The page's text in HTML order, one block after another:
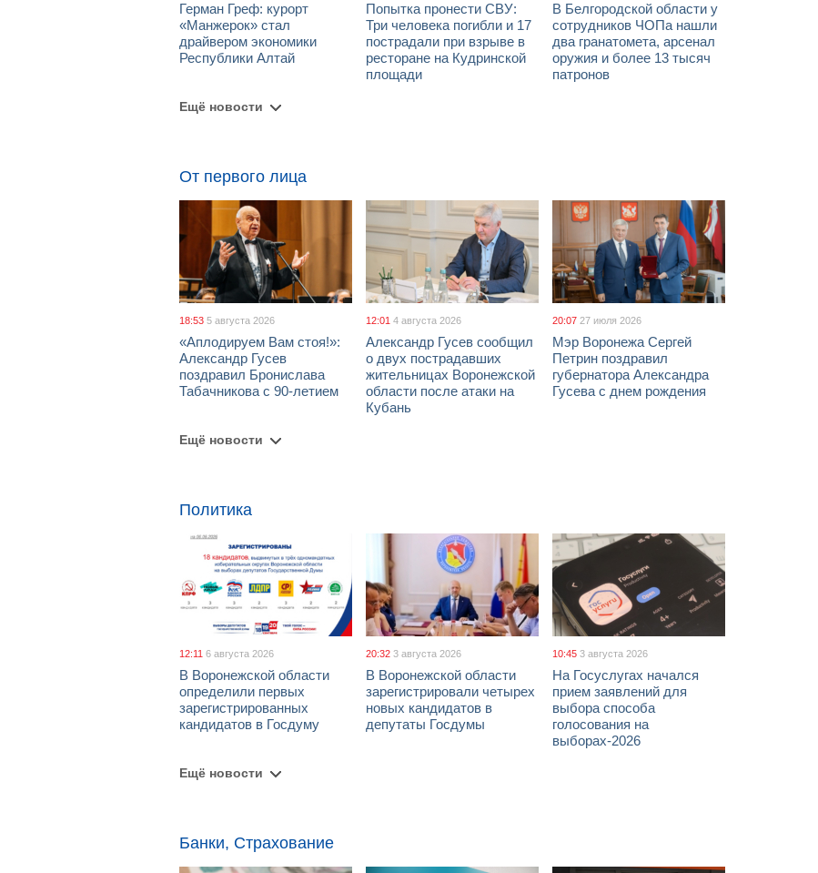
Герман Греф: курорт
«Манжерок» стал
драйвером экономики
Республики Алтай
Попытка пронести СВУ:
Три человека погибли и 17
пострадали при взрыве в
ресторане на Кудринской
площади
В Белгородской области у
сотрудников ЧОПа нашли
два гранатомета, арсенал
оружия и более 13 тысяч
патронов
Ещё новости
От первого лица
18:53 5 августа 2026
«Аплодируем Вам стоя!»:
Александр Гусев
поздравил Бронислава
Табачникова с 90-летием
12:01 4 августа 2026
Александр Гусев сообщил
о двух пострадавших
жительницах Воронежской
области после атаки на
Кубань
20:07 27 июля 2026
Мэр Воронежа Сергей
Петрин поздравил
губернатора Александра
Гусева с днем рождения
Ещё новости
Политика
12:11 6 августа 2026
В Воронежской области
определили первых
зарегистрированных
кандидатов в Госдуму
20:32 3 августа 2026
В Воронежской области
зарегистрировали четырех
новых кандидатов в
депутаты Госдумы
10:45 3 августа 2026
На Госуслугах начался
прием заявлений для
выбора способа
голосования на
выборах-2026
Ещё новости
Банки, Страхование